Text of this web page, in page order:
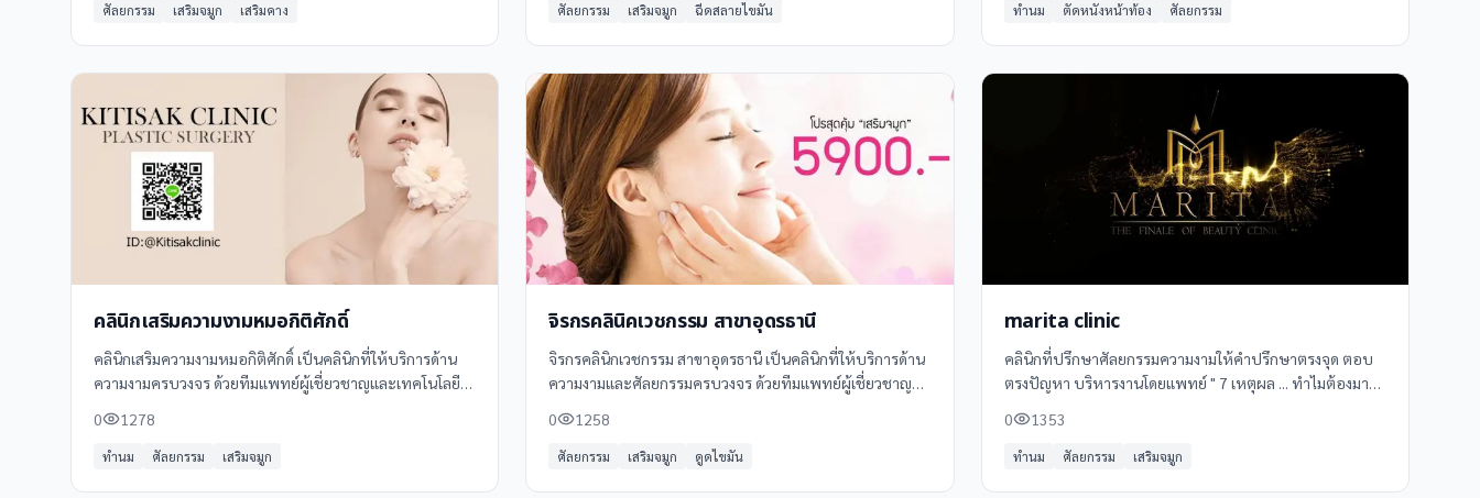
ศัลยกรรม เสริมจมูก เสริมคาง ศัลยกรรม เสริมจมูก ฉีดสลายไขมัน ทำนม ตัดหนังหน้าท้อง ศัลยกรรม
คลินิกเสริมความงามหมอกิติศักดิ์
คลินิกเสริมความงามหมอกิติศักดิ์ เป็นคลินิกที่ให้บริการด้าน
ความงามครบวงจร ด้วยทีมแพทย์ผู้เชี่ยวชาญและเทคโนโลยี
เราครอบคลุมการดูแลผิวหน้าและผิวกาย
0 1278
ทำนม ศัลยกรรม เสริมจมูก
จิรกรคลินิคเวชกรรม สาขาอุดรธานี
จิรกรคลินิกเวชกรรม สาขาอุดรธานี เป็นคลินิกที่ให้บริการด้าน
ความงามและศัลยกรรมครบวงจร ด้วยทีมแพทย์ผู้เชี่ยวชาญ
มืออาชีพ
0 1258
ศัลยกรรม เสริมจมูก ดูดไขมัน
marita clinic
คลินิกที่ปรึกษาศัลยกรรมความงามให้คำปรึกษาตรงจุด ตอบ
ตรงปัญหา บริหารงานโดยแพทย์ " 7 เหตุผล ... ทำไมต้องมา
เครื่อง Laser ที่ทันสมัย - Helios,Trios 3. ห้องผ่าตัดมาตรฐาน
โรงพยาบาลชั้นนำ 4. ซิลิโคน Filler,Botox มาตรฐานจาก USA
0 1353
ทำนม ศัลยกรรม เสริมจมูก